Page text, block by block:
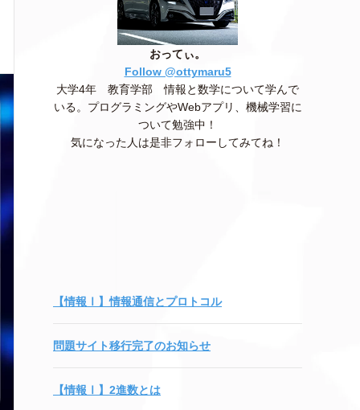
おってぃ。
Follow @ottymaru5
大学4年 教育学部 情報と数学について学んで
いる。プログラミングやWebアプリ、機械学習に
ついて勉強中！
気になった人は是非フォローしてみてね！
【情報Ⅰ】情報通信とプロトコル
問題サイト移行完了のお知らせ
【情報Ⅰ】2進数とは